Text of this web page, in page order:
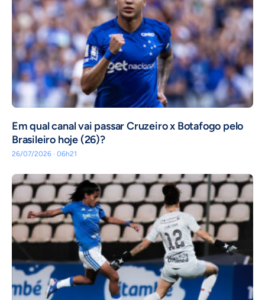
Em qual canal vai passar Cruzeiro x Botafogo pelo
Brasileiro hoje (26)?
26/07/2026 · 06h21